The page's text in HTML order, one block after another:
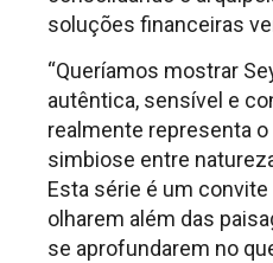
soluções financeiras
“Queríamos mostrar
autêntica, sensível e
realmente representa
simbiose entre
Esta série é um
olharem além das
se aprofundarem no